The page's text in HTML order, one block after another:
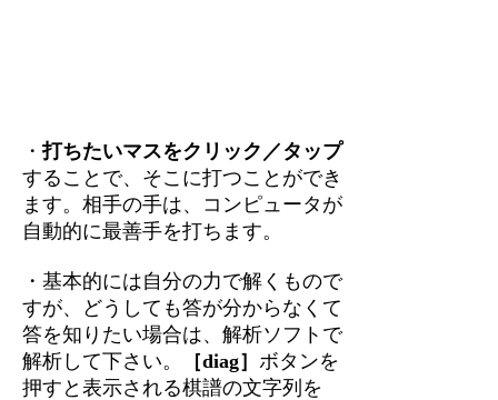
・打ちたいマスをクリック／タップ
することで、そこに打つことができ
ます。相手の手は、コンピュータが
自動的に最善手を打ちます。
・基本的には自分の力で解くもので
すが、どうしても答が分からなくて
答を知りたい場合は、解析ソフトで
解析して下さい。
［diag］ ボタンを
押すと表示される棋譜の文字列を